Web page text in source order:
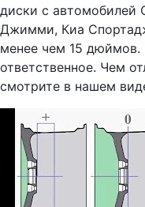
диски с автомобилей
Джимми, Киа
менее чем 15 дюймов.
ответственное. Чем
смотрите в нашем